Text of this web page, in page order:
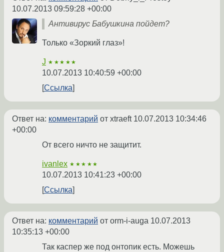
10.07.2013 09:59:28 +00:00
Антивирус Бабушкина пойдет?
Только «Зоркий глаз»!
J ★★★★★
10.07.2013 10:40:59 +00:00
Ссылка
Ответ на: комментарий от xtraeft 10.07.2013 10:34:46
+00:00
От всего ничто не защитит.
ivanlex ★★★★★
10.07.2013 10:41:23 +00:00
Ссылка
Ответ на: комментарий от orm-i-auga 10.07.2013
10:35:13 +00:00
Так каспер же под онтопик есть. Можешь